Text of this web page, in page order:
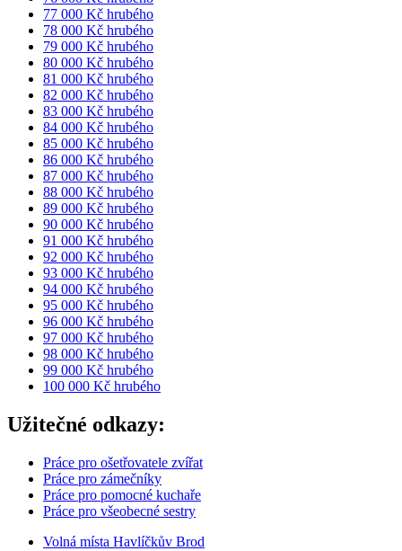
77 000 Kč hrubého
78 000 Kč hrubého
79 000 Kč hrubého
80 000 Kč hrubého
81 000 Kč hrubého
82 000 Kč hrubého
83 000 Kč hrubého
84 000 Kč hrubého
85 000 Kč hrubého
86 000 Kč hrubého
87 000 Kč hrubého
88 000 Kč hrubého
89 000 Kč hrubého
90 000 Kč hrubého
91 000 Kč hrubého
92 000 Kč hrubého
93 000 Kč hrubého
94 000 Kč hrubého
95 000 Kč hrubého
96 000 Kč hrubého
97 000 Kč hrubého
98 000 Kč hrubého
99 000 Kč hrubého
100 000 Kč hrubého
Užitečné odkazy:
Práce pro ošetřovatele zvířat
Práce pro zámečníky
Práce pro pomocné kuchaře
Práce pro všeobecné sestry
Volná místa Havlíčkův Brod